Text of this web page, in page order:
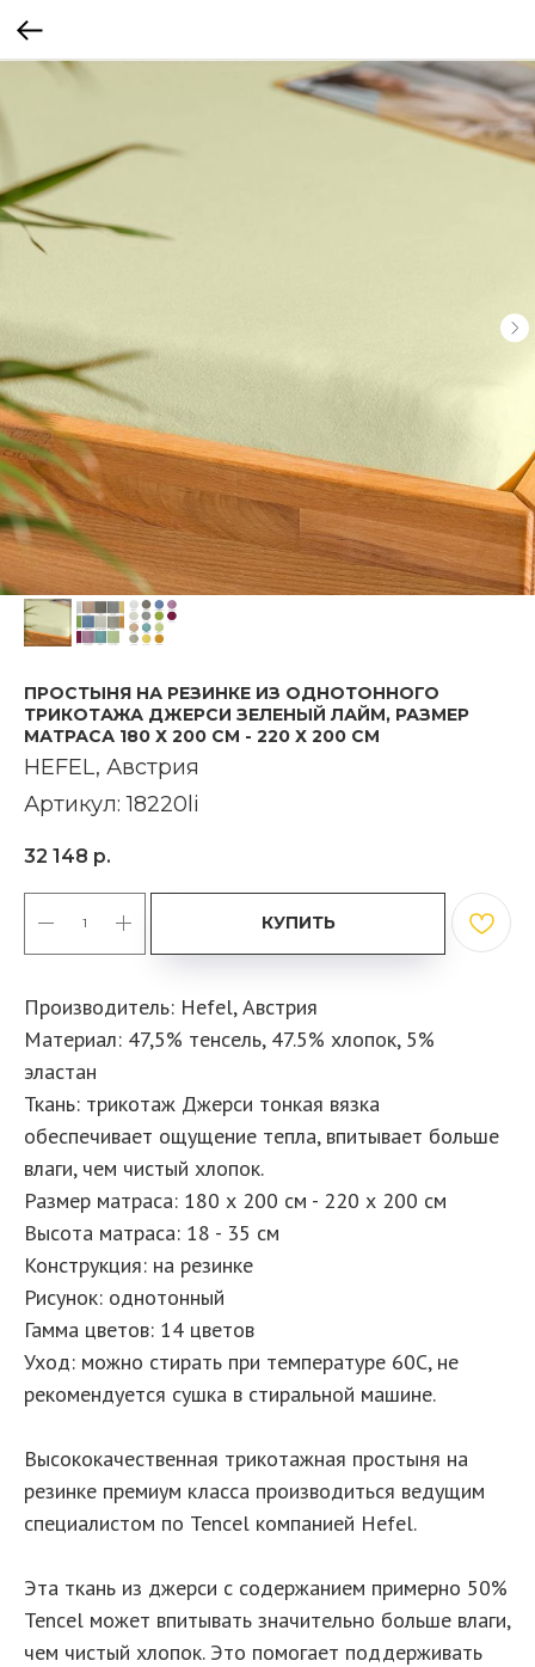
ПРОСТЫНЯ НА РЕЗИНКЕ ИЗ ОДНОТОННОГО
ТРИКОТАЖА ДЖЕРСИ ЗЕЛЕНЫЙ ЛАЙМ, РАЗМЕР
МАТРАСА 180 Х 200 СМ - 220 Х 200 СМ
HEFEL, Австрия
Артикул:18220li
32 148 р.
КУПИТЬ
Производитель: Hefel, Австрия
Материал: 47,5% тенсель, 47.5% хлопок, 5%
эластан
Ткань: трикотаж Джерси тонкая вязка
обеспечивает ощущение тепла, впитывает больше
влаги, чем чистый хлопок.
Размер матраса: 180 х 200 см - 220 х 200 см
Высота матраса: 18 - 35 см
Конструкция: на резинке
Рисунок: однотонный
Гамма цветов: 14 цветов
Уход: можно стирать при температуре 60С, не
рекомендуется сушка в стиральной машине.
Высококачественная трикотажная простыня на
резинке премиум класса производиться ведущим
специалистом по Tencel компанией Hefel.
Эта ткань из джерси с содержанием примерно 50%
Tencel может впитывать значительно больше влаги,
чем чистый хлопок. Это помогает поддерживать